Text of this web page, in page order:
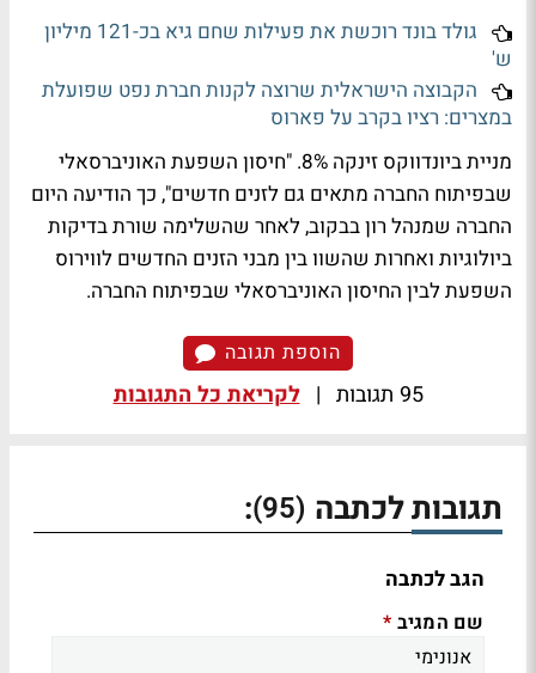
גולד בונד רוכשת את פעילות שחם גיא בכ-121 מיליון
ש'
הקבוצה הישראלית שרוצה לקנות חברת נפט שפועלת
במצרים: רציו בקרב על פארוס
מניית ביונדווקס זינקה 8%.
"חיסון השפעת האוניברסאלי
שבפיתוח החברה מתאים גם לזנים חדשים", כך הודיעה היום
החברה שמנהל רון בבקוב, לאחר שהשלימה שורת בדיקות
ביולוגיות ואחרות שהשוו בין מבני הזנים החדשים לווירוס
השפעת לבין החיסון האוניברסאלי שבפיתוח החברה.
הוספת תגובה
95 תגובות | לקריאת כל התגובות
תגובות לכתבה (95)
:
הגב לכתבה
שם המגיב *